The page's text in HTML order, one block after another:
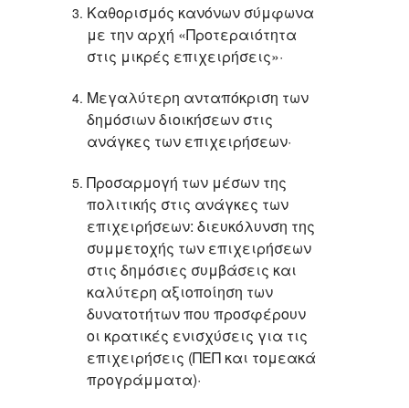
Καθορισμός κανόνων σύμφωνα
με την αρχή «Προτεραιότητα
στις μικρές επιχειρήσεις»·
Μεγαλύτερη ανταπόκριση των
δημόσιων διοικήσεων στις
ανάγκες των επιχειρήσεων·
Προσαρμογή των μέσων της
πολιτικής στις ανάγκες των
επιχειρήσεων: διευκόλυνση της
συμμετοχής των επιχειρήσεων
στις δημόσιες συμβάσεις και
καλύτερη αξιοποίηση των
δυνατοτήτων που προσφέρουν
οι κρατικές ενισχύσεις για τις
επιχειρήσεις (ΠΕΠ και τομεακά
προγράμματα)·